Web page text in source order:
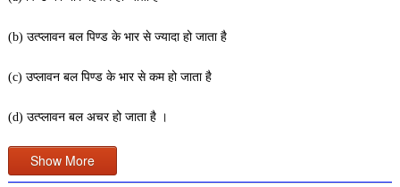
(b) उत्प्लावन बल पिण्ड के भार से ज्यादा हो जाता है
(c) उप्लावन बल पिण्ड के भार से कम हो जाता है
(d) उत्प्लावन बल अचर हो जाता है ।
Show More